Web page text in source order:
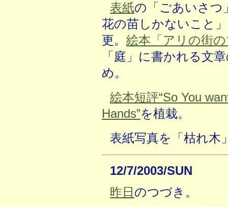
表紙の「ごあいさつ
花の苗しかないこと
更。 絵本「アリの街
「庭」に書かれる文
め。
絵本短評“So You
Hands”を植栽。
表紙写真を「枯れ木
12/7/2003/SUN
昨日 のつづき。